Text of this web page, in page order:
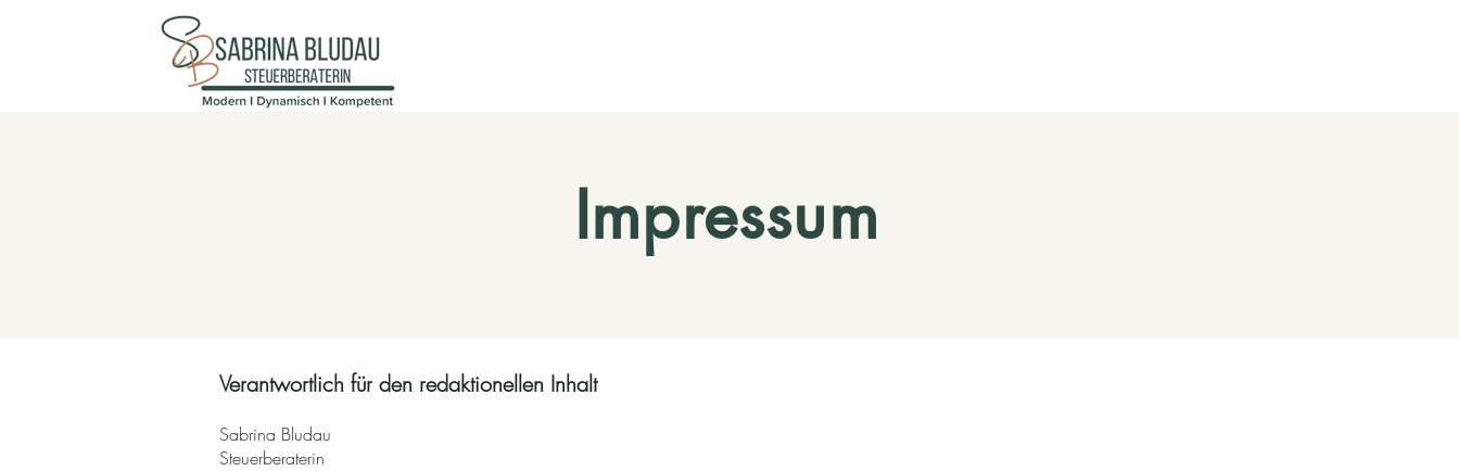
Impressum
Verantwortlich für den redaktionellen Inhalt
Sabrina Bludau
Steuerberaterin